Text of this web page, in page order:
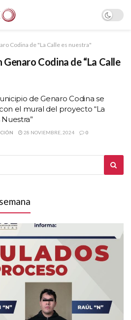
Codina de "La Calle es nuestra"
Codina de “La Calle
de Genaro Codina se
el mural del proyecto “La
28 NOVIEMBRE, 2024 0